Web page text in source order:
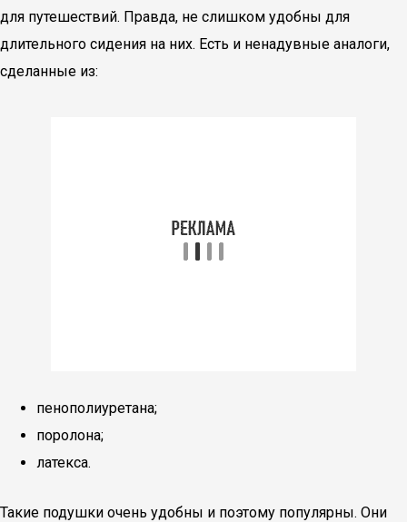
для путешествий. Правда, не слишком удобны для
длительного сидения на них. Есть и ненадувные аналоги,
сделанные из:
пенополиуретана;
поролона;
латекса.
Такие подушки очень удобны и поэтому популярны. Они